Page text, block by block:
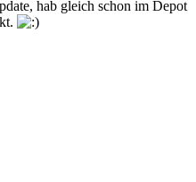
hab gleich schon im Depot